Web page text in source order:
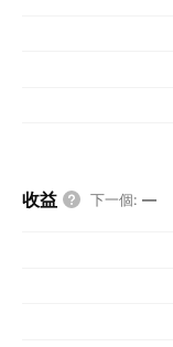
收益 下一個: —